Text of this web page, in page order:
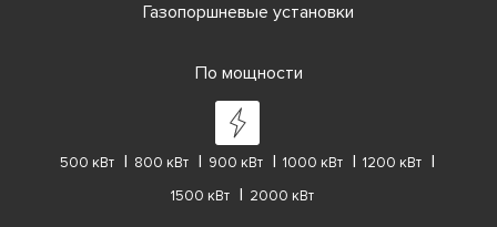
Газопоршневые установки
По мощности
500 кВт 800 кВт 900 кВт 1000 кВт
1200 кВт
1500 кВт
2000 кВт